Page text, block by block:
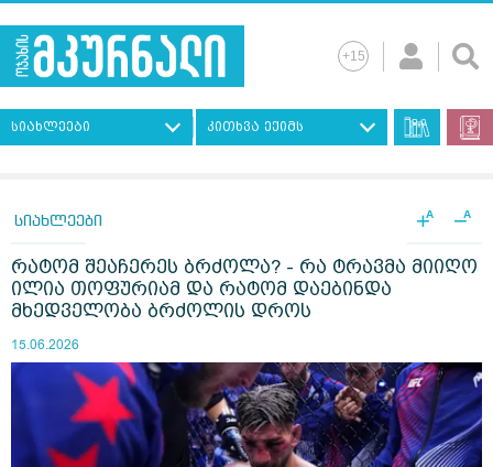
სიახლეები კითხვა ექიმს
სიახლეები +A −A
რატომ შეაჩერეს ბრძოლა? - რა ტრავმა მიიღო
ილია თოფურიამ და რატომ დაებინდა
მხედველობა ბრძოლის დროს
15.06.2026